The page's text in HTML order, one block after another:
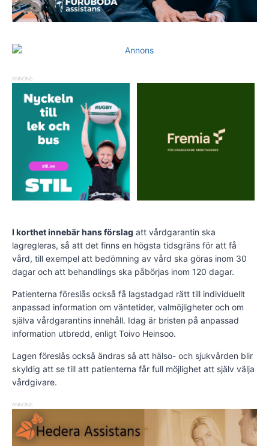
ANNONS
I korthet innebär hans förslag att vårdgarantin ska
lagregleras, så att det finns en högsta tidsgräns för att få
vård, till exempel att bedömning av vård ska göras inom 30
dagar och att behandlings ska påbörjas inom 120 dagar.
Patienterna föreslås också få lagstadgad rätt till individuellt
anpassad information om väntetider, valmöjligheter och om
själva vårdgarantins innehåll. Idag är bristen på anpassad
information utbredd, enligt Toivo Heinsoo.
Lagen föreslås också ändras så att hälso- och sjukvården blir
skyldig att se till att patienterna får full möjlighet att själv välja
vårdgivare.
ANNONS